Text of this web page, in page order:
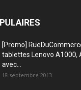
[Promo]
tablettes Lenovo A1000,
avec...
18 septembre 2013